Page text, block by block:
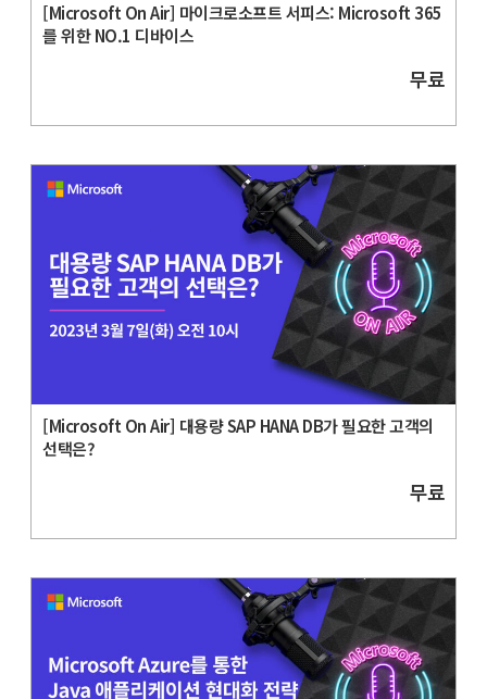
[Microsoft On Air] 마이크로소프트 서피스: Microsoft 365
를 위한 NO.1 디바이스
무료
[Microsoft On Air] 대용량 SAP HANA DB가 필요한 고객의
선택은?
무료